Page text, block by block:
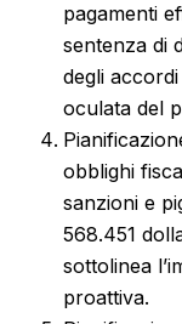
pagamenti
sentenza di
degli
oculata del
obblighi
sanzioni e
568.451
sottolinea
proattiva.